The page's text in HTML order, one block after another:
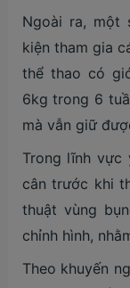
Ngoài ra, một
kiện tham gia
thể thao có
6kg trong 6
mà vẫn giữ
Trong lĩnh vực
cân trước khi
thuật vùng
chỉnh hình,
Theo khuyến